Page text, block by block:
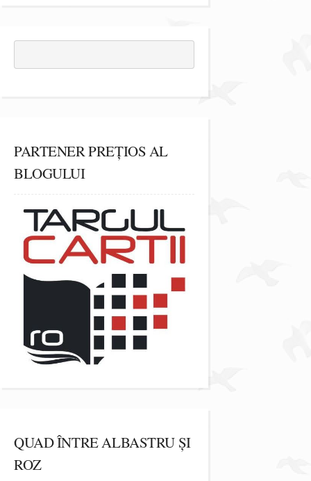
PARTENER PREȚIOS AL
BLOGULUI
QUAD ÎNTRE ALBASTRU ȘI
ROZ